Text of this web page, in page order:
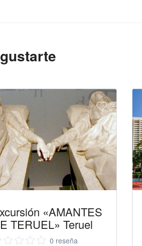
«AMANTES
TERUEL» Teruel
0 reseña